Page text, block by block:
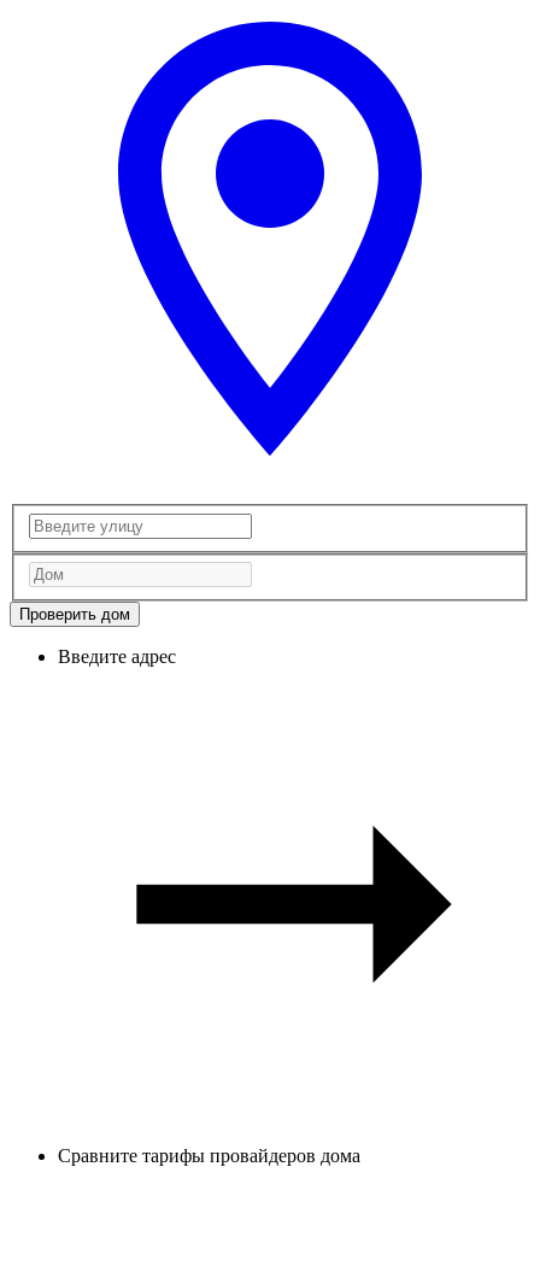
Проверить дом
Введите адрес
Сравните тарифы провайдеров дома